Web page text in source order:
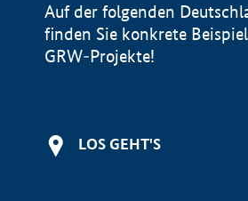
Auf der folgenden
finden Sie konkrete
GRW-Projekte!
LOS GEHT'S